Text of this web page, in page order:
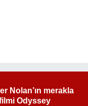
Nolan’ın merakla
Odyssey